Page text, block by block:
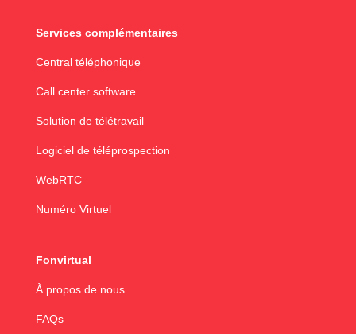
Services complémentaires
Central téléphonique
Call center software
Solution de télétravail
Logiciel de téléprospection
WebRTC
Numéro Virtuel
Fonvirtual
À propos de nous
FAQs